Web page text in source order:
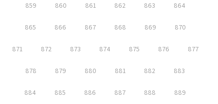
859 860 861 862 863 864
865 866 867 868 869 870
871 872 873 874 875 876 877
878 879 880 881 882 883
884 885 886 887 888 889